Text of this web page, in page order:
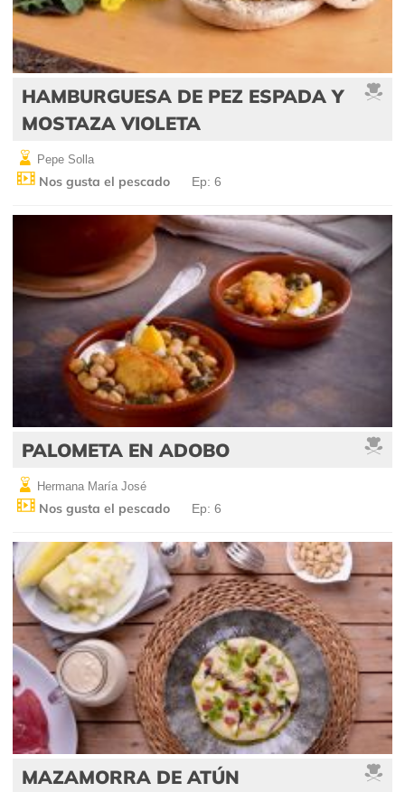
HAMBURGUESA DE PEZ ESPADA Y
MOSTAZA VIOLETA
Pepe Solla
Nos gusta el pescado Ep: 6
PALOMETA EN ADOBO
Hermana María José
Nos gusta el pescado Ep: 6
MAZAMORRA DE ATÚN